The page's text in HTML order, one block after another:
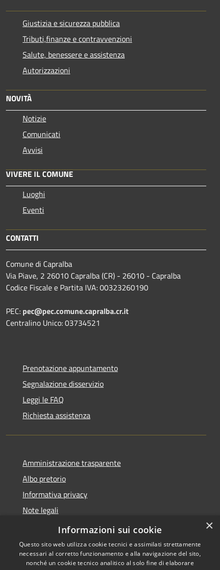
Giustizia e sicurezza pubblica
Tributi,finanze e contravvenzioni
Salute, benessere e assistenza
Autorizzazioni
NOVITÀ
Notizie
Comunicati
Avvisi
VIVERE IL COMUNE
Luoghi
Eventi
CONTATTI
Comune di Capralba
Via Piave, 2 26010 Capralba (CR) - 26010 - Capralba
Codice Fiscale e Partita IVA: 00323260190
PEC: pec@pec.comune.capralba.cr.it
Centralino Unico: 03734521
Prenotazione appuntamento
Segnalazione disservizio
Leggi le FAQ
Richiesta assistenza
Amministrazione trasparente
Albo pretorio
Informativa privacy
Note legali
Dichiarazione di accessibilità
×
Informazioni sui cookie
Questo sito web utilizza cookie tecnici e assimilati strettamente
necessari al corretto funzionamento e alla navigazione del sito,
nonché un cookie tecnico analitico al solo fine di elaborare